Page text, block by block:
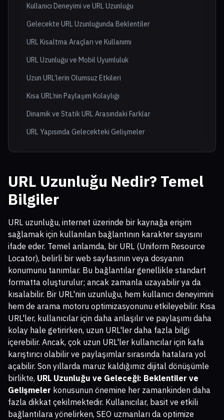
Kullanıcı Deneyimi ve URL Uzunluğu
Gelecekte URL Uzunluğunda Beklentiler
URL Kısaltma Araçları ve Kullanımı
URL Uzunluğu ve Mobil Uyumluluk
Uzun URL’lerin Olumsuz Etkileri
Kısa URL’nin Paylaşım Kolaylığı
Dinamik ve Statik URL Arasındaki Farklar
URL Yapısında Gelecekteki Gelişmeler
URL Uzunluğu Nedir? Temel
Bilgiler
URL uzunluğu, internet üzerinde bir kaynağa erişim
sağlamak için kullanılan bağlantının karakter sayısını
ifade eder. Temel anlamda, bir URL (Uniform Resource
Locator), belirli bir web sayfasının veya dosyanın
konumunu tanımlar. Bu bağlantılar genellikle standart
formatta oluşturulur; ancak zamanla uzayabilir ya da
kısalabilir. Bir URL'nin uzunluğu, hem kullanıcı deneyimini
hem de arama motoru optimizasyonunu etkileyebilir. Kısa
URL'ler, kullanıcılar için daha anlaşılır ve paylaşımı daha
kolay hale getirirken, uzun URL'ler daha fazla bilgi
içerebilir. Ancak, çok uzun URL'ler kullanıcılar için kafa
karıştırıcı olabilir ve paylaşımlar sırasında hatalara yol
açabilir. Son yıllarda maruz kaldığımız dijital dönüşümle
birlikte, URL Uzunluğu ve Geleceği: Beklentiler ve
Gelişmeler konusunun önemine her zamankinden daha
fazla dikkat çekilmektedir. Kullanıcılar, basit ve etkili
bağlantılara yönelirken, SEO uzmanları da optimize